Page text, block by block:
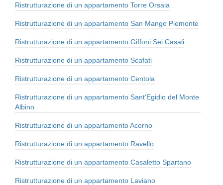
Ristrutturazione di un appartamento Torre Orsaia
Ristrutturazione di un appartamento San Mango Piemonte
Ristrutturazione di un appartamento Giffoni Sei Casali
Ristrutturazione di un appartamento Scafati
Ristrutturazione di un appartamento Centola
Ristrutturazione di un appartamento Sant'Egidio del Monte
Albino
Ristrutturazione di un appartamento Acerno
Ristrutturazione di un appartamento Ravello
Ristrutturazione di un appartamento Casaletto Spartano
Ristrutturazione di un appartamento Laviano